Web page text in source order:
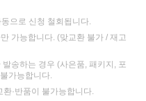
으로 신청 철회됩니다.
가능합니다. (맞교환 불가 / 재고
송하는 경우 (사은품, 패키지, 포
가능합니다.
·반품이 불가능합니다.